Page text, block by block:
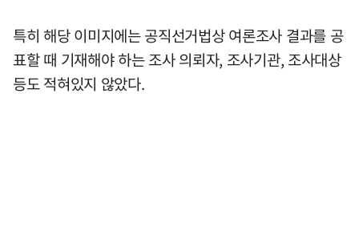
특히 해당 이미지에는 공직선거법상 여론조사 결과를 공
표할 때 기재해야 하는 조사 의뢰자, 조사기관, 조사대상
등도 적혀있지 않았다.